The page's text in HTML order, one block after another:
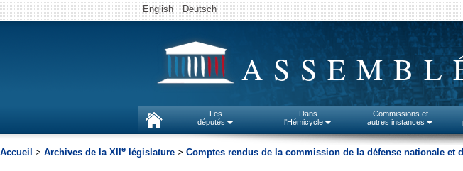
English Deutsch
Les
députés
Dans
l'Hémicycle
Commissions et
autres instances
Accueil > Archives de la XII e législature > Comptes rendus de la commission de la défense nationale et